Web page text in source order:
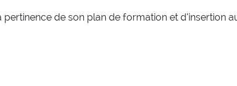
de son plan de formation et d’insertion